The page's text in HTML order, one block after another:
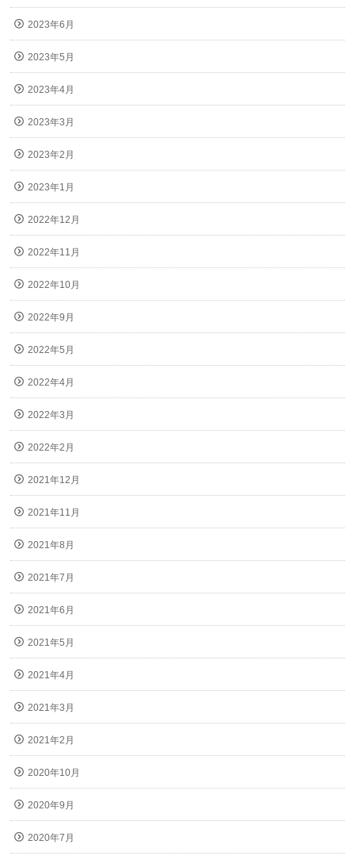
2023年6月
2023年5月
2023年4月
2023年3月
2023年2月
2023年1月
2022年12月
2022年11月
2022年10月
2022年9月
2022年5月
2022年4月
2022年3月
2022年2月
2021年12月
2021年11月
2021年8月
2021年7月
2021年6月
2021年5月
2021年4月
2021年3月
2021年2月
2020年10月
2020年9月
2020年7月